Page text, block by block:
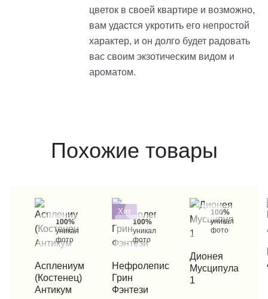
цветок в своей квартире и возможно,
вам удастся укротить его непростой
характер, и он долго будет радовать
вас своим экзотическим видом и
ароматом.
Похожие товары
100%
уникальные
фото
КУПИТЬ В 1 КЛИК
Асплениум
(Костенец)
Антикум
Хит
100%
уникальные
фото
КУПИТЬ В 1 КЛИК
Нефролепис
Грин
Фэнтези
100%
уникальные
фото
КУПИТЬ В 1 КЛИК
Дионея
Мусципула
1